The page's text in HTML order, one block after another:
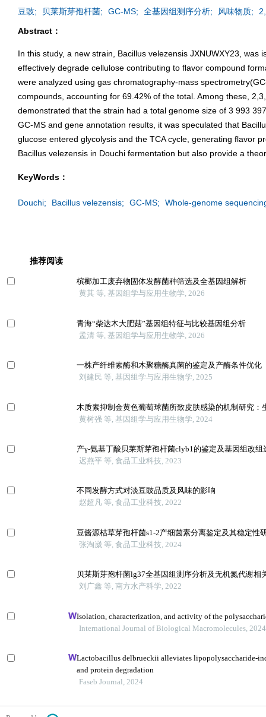
豆豉; 贝莱斯芽孢杆菌; GC-MS; 全基因组测序分析; 风味物质;
Abstract：
In this study, a new strain, Bacillus velezensis JXNUWXY23,
effectively degrade cellulose contributing to flavor compound
were analyzed using gas chromatography-mass
compounds, accounting for 69.42% of the total. Among these,
demonstrated that the strain had a total genome size of 3 993
GC-MS and gene annotation results, it was speculated that
glucose entered glycolysis and the TCA cycle, generating flavor
Bacillus velezensis in Douchi fermentation but also provide a
KeyWords：
Douchi; Bacillus velezensis; GC-MS; Whole-genome